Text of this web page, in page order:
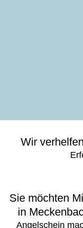
Wir
Sie möchten
in
Angelschein